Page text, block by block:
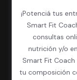
¡Potenciá tus
Smart Fit
consultas
nutrición y/o
Smart Fit
tu composición